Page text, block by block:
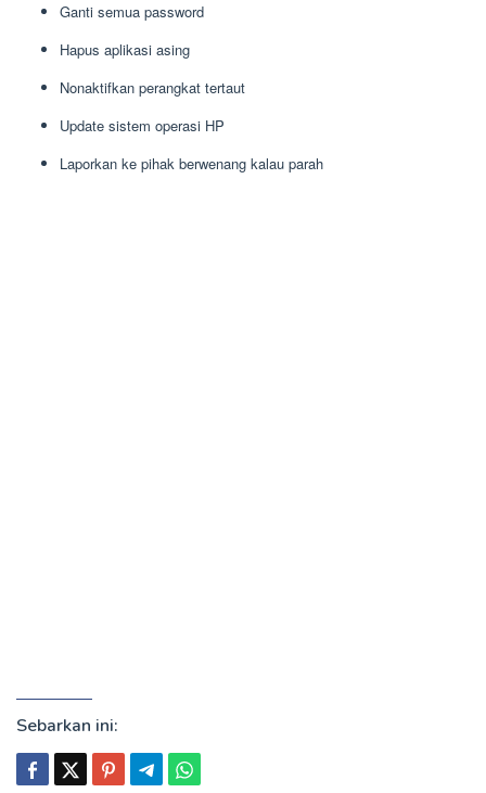
Ganti semua password
Hapus aplikasi asing
Nonaktifkan perangkat tertaut
Update sistem operasi HP
Laporkan ke pihak berwenang kalau parah
Sebarkan ini: